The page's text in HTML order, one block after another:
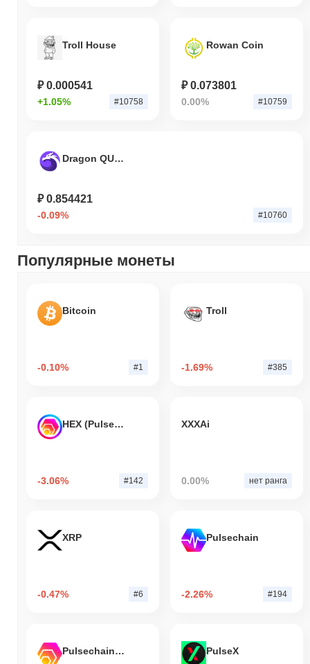
Troll House
₽ 0.000541
+1.05% #10758
Rowan Coin
₽ 0.073801
0.00% #10759
Dragon QUICK V2
₽ 0.854421
-0.09% #10760
Популярные монеты
Bitcoin
-0.10% #1
Troll
-1.69% #385
HEX (Pulsechain)
-3.06% #142
XXXAi
0.00% нет ранга
XRP
-0.47% #6
Pulsechain
-2.26% #194
Pulsechain Bridged HEX (Pulsechain) PulseX